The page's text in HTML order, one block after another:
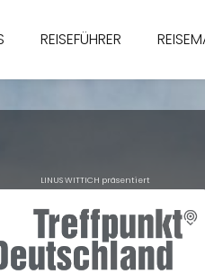
REISEFÜHRER
LINUS WITTICH präsentiert